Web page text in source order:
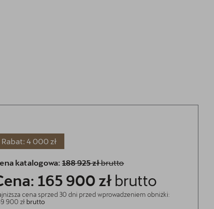
Rabat: 4 000 zł
katalogowa: 188 925 złbrutto
165 900 zł brutto
cena sprzed 30 dni przed wprowadzeniem obniżki:
900 zł brutto